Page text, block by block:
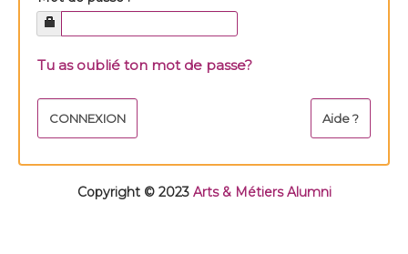
Tu as oublié ton mot de passe?
Copyright © 2023 Arts & Métiers Alumni